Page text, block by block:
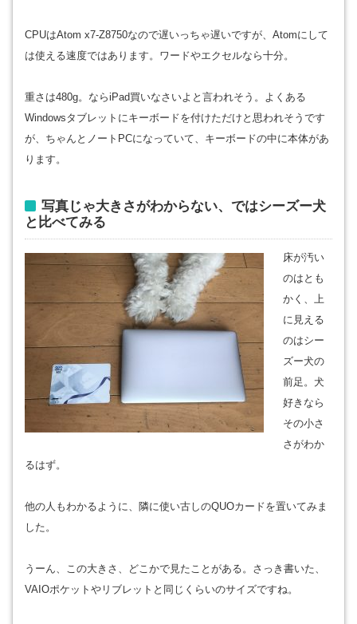
CPUはAtom x7-Z8750なので遅いっちゃ遅いですが、Atomにして
は使える速度ではあります。ワードやエクセルなら十分。
重さは480g。ならiPad買いなさいよと言われそう。よくある
Windowsタブレットにキーボードを付けただけと思われそうです
が、ちゃんとノートPCになっていて、キーボードの中に本体があ
ります。
写真じゃ大きさがわからない、ではシーズー犬
と比べてみる
床が汚い
のはとも
かく、上
に見える
のはシー
ズー犬の
前足。犬
好きなら
その小さ
さがわか
るはず。
他の人もわかるように、隣に使い古しのQUOカードを置いてみま
した。
うーん、この大きさ、どこかで見たことがある。さっき書いた、
VAIOポケットやリブレットと同じくらいのサイズですね。